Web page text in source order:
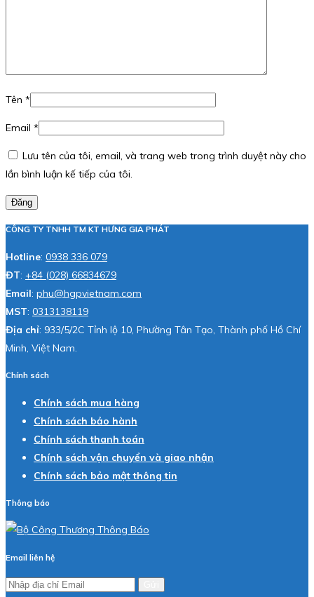
Tên *
Email *
Lưu tên của tôi, email, và trang web trong trình duyệt này cho
lần bình luận kế tiếp của tôi.
Đăng
CÔNG TY TNHH TM KT HƯNG GIA PHÁT
Hotline: 0938 336 079
ĐT: +84 (028) 66834679
Email: phu@hgpvietnam.com
MST: 0313138119
Địa chỉ: 933/5/2C Tỉnh lộ 10, Phường Tân Tạo, Thành phố Hồ Chí
Minh, Việt Nam.
Chính sách
Chính sách mua hàng
Chính sách bảo hành
Chính sách thanh toán
Chính sách vận chuyển và giao nhận
Chính sách bảo mật thông tin
Thông báo
Email liên hệ